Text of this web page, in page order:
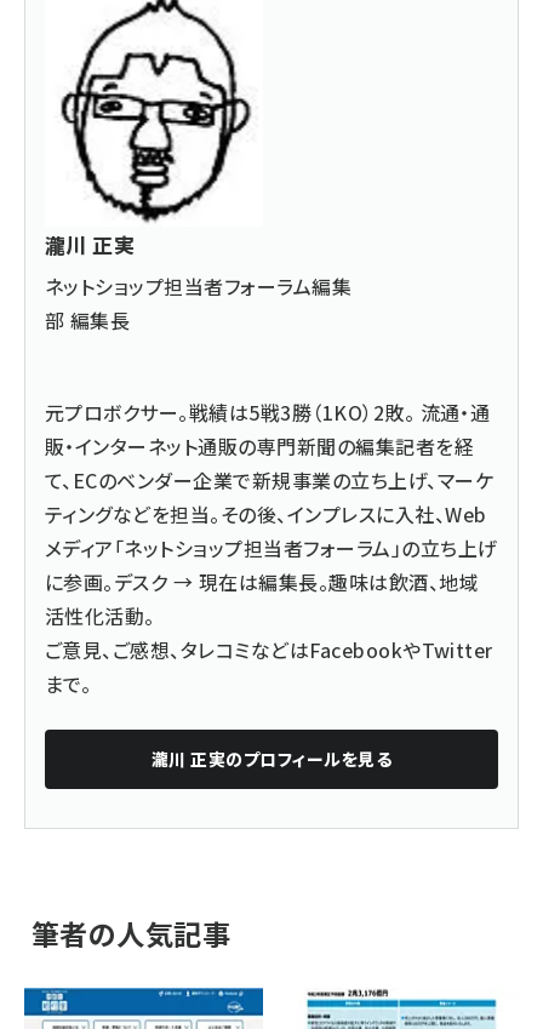
瀧川 正実
ネットショップ担当者フォーラム編集
部 編集長
元プロボクサー。戦績は5戦3勝（1KO）2敗。 流通・通
販・インターネット通販の専門新聞の編集記者を経
て、ECのベンダー企業で新規事業の立ち上げ、マーケ
ティングなどを担当。その後、インプレスに入社、Web
メディア「ネットショップ担当者フォーラム」の立ち上げ
に参画。デスク → 現在は編集長。趣味は飲酒、地域
活性化活動。
ご意見、ご感想、タレコミなどはFacebookやTwitter
まで。
瀧川 正実のプロフィールを見る
筆者の人気記事